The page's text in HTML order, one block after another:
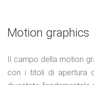
Motion graphics
Il campo della motion
con i titoli di apertura